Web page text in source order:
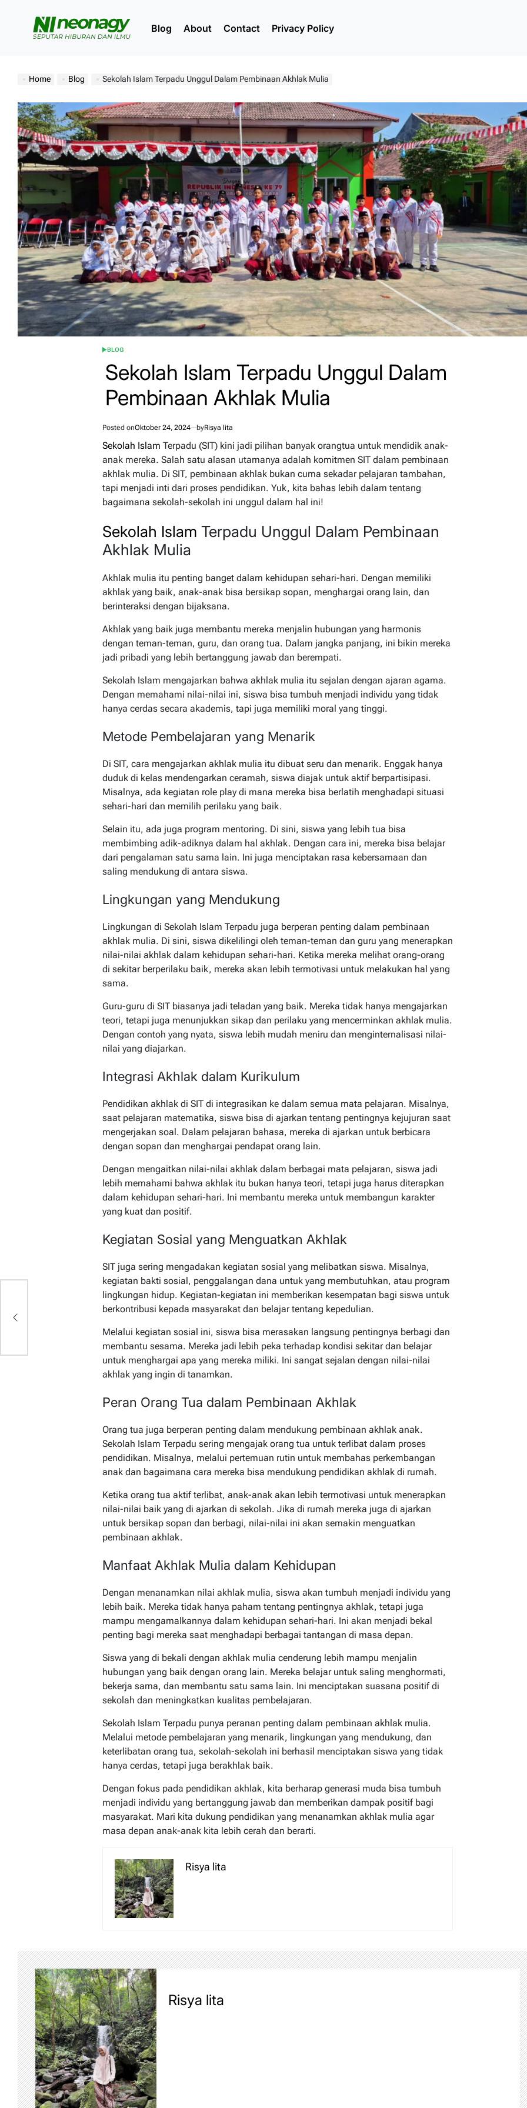
Blog About Contact Privacy Policy
Home Blog Sekolah Islam Terpadu Unggul Dalam Pembinaan Akhlak Mulia
POSTED
BLOG
Sekolah Islam Terpadu Unggul Dalam
Pembinaan Akhlak Mulia
Posted onOktober 24, 2024 byRisya lita
Sekolah Islam Terpadu (SIT) kini jadi pilihan banyak orangtua untuk mendidik anak-
anak mereka. Salah satu alasan utamanya adalah komitmen SIT dalam pembinaan
akhlak mulia. Di SIT, pembinaan akhlak bukan cuma sekadar pelajaran tambahan,
tapi menjadi inti dari proses pendidikan. Yuk, kita bahas lebih dalam tentang
bagaimana sekolah-sekolah ini unggul dalam hal ini!
Sekolah Islam Terpadu Unggul Dalam Pembinaan
Akhlak Mulia
Akhlak mulia itu penting banget dalam kehidupan sehari-hari. Dengan memiliki
akhlak yang baik, anak-anak bisa bersikap sopan, menghargai orang lain, dan
berinteraksi dengan bijaksana.
Akhlak yang baik juga membantu mereka menjalin hubungan yang harmonis
dengan teman-teman, guru, dan orang tua. Dalam jangka panjang, ini bikin mereka
jadi pribadi yang lebih bertanggung jawab dan berempati.
Sekolah Islam mengajarkan bahwa akhlak mulia itu sejalan dengan ajaran agama.
Dengan memahami nilai-nilai ini, siswa bisa tumbuh menjadi individu yang tidak
hanya cerdas secara akademis, tapi juga memiliki moral yang tinggi.
Metode Pembelajaran yang Menarik
Di SIT, cara mengajarkan akhlak mulia itu dibuat seru dan menarik. Enggak hanya
duduk di kelas mendengarkan ceramah, siswa diajak untuk aktif berpartisipasi.
Misalnya, ada kegiatan role play di mana mereka bisa berlatih menghadapi situasi
sehari-hari dan memilih perilaku yang baik.
Selain itu, ada juga program mentoring. Di sini, siswa yang lebih tua bisa
membimbing adik-adiknya dalam hal akhlak. Dengan cara ini, mereka bisa belajar
dari pengalaman satu sama lain. Ini juga menciptakan rasa kebersamaan dan
saling mendukung di antara siswa.
Lingkungan yang Mendukung
Lingkungan di Sekolah Islam Terpadu juga berperan penting dalam pembinaan
akhlak mulia. Di sini, siswa dikelilingi oleh teman-teman dan guru yang menerapkan
nilai-nilai akhlak dalam kehidupan sehari-hari. Ketika mereka melihat orang-orang
di sekitar berperilaku baik, mereka akan lebih termotivasi untuk melakukan hal yang
sama.
Guru-guru di SIT biasanya jadi teladan yang baik. Mereka tidak hanya mengajarkan
teori, tetapi juga menunjukkan sikap dan perilaku yang mencerminkan akhlak mulia.
Dengan contoh yang nyata, siswa lebih mudah meniru dan menginternalisasi nilai-
nilai yang diajarkan.
Integrasi Akhlak dalam Kurikulum
Pendidikan akhlak di SIT di integrasikan ke dalam semua mata pelajaran. Misalnya,
saat pelajaran matematika, siswa bisa di ajarkan tentang pentingnya kejujuran saat
mengerjakan soal. Dalam pelajaran bahasa, mereka di ajarkan untuk berbicara
dengan sopan dan menghargai pendapat orang lain.
Dengan mengaitkan nilai-nilai akhlak dalam berbagai mata pelajaran, siswa jadi
lebih memahami bahwa akhlak itu bukan hanya teori, tetapi juga harus diterapkan
dalam kehidupan sehari-hari. Ini membantu mereka untuk membangun karakter
yang kuat dan positif.
Kegiatan Sosial yang Menguatkan Akhlak
SIT juga sering mengadakan kegiatan sosial yang melibatkan siswa. Misalnya,
kegiatan bakti sosial, penggalangan dana untuk yang membutuhkan, atau program
lingkungan hidup. Kegiatan-kegiatan ini memberikan kesempatan bagi siswa untuk
berkontribusi kepada masyarakat dan belajar tentang kepedulian.
Melalui kegiatan sosial ini, siswa bisa merasakan langsung pentingnya berbagi dan
membantu sesama. Mereka jadi lebih peka terhadap kondisi sekitar dan belajar
untuk menghargai apa yang mereka miliki. Ini sangat sejalan dengan nilai-nilai
akhlak yang ingin di tanamkan.
Peran Orang Tua dalam Pembinaan Akhlak
Orang tua juga berperan penting dalam mendukung pembinaan akhlak anak.
Sekolah Islam Terpadu sering mengajak orang tua untuk terlibat dalam proses
pendidikan. Misalnya, melalui pertemuan rutin untuk membahas perkembangan
anak dan bagaimana cara mereka bisa mendukung pendidikan akhlak di rumah.
Ketika orang tua aktif terlibat, anak-anak akan lebih termotivasi untuk menerapkan
nilai-nilai baik yang di ajarkan di sekolah. Jika di rumah mereka juga di ajarkan
untuk bersikap sopan dan berbagi, nilai-nilai ini akan semakin menguatkan
pembinaan akhlak.
Manfaat Akhlak Mulia dalam Kehidupan
Dengan menanamkan nilai akhlak mulia, siswa akan tumbuh menjadi individu yang
lebih baik. Mereka tidak hanya paham tentang pentingnya akhlak, tetapi juga
mampu mengamalkannya dalam kehidupan sehari-hari. Ini akan menjadi bekal
penting bagi mereka saat menghadapi berbagai tantangan di masa depan.
Siswa yang di bekali dengan akhlak mulia cenderung lebih mampu menjalin
hubungan yang baik dengan orang lain. Mereka belajar untuk saling menghormati,
bekerja sama, dan membantu satu sama lain. Ini menciptakan suasana positif di
sekolah dan meningkatkan kualitas pembelajaran.
Sekolah Islam Terpadu punya peranan penting dalam pembinaan akhlak mulia.
Melalui metode pembelajaran yang menarik, lingkungan yang mendukung, dan
keterlibatan orang tua, sekolah-sekolah ini berhasil menciptakan siswa yang tidak
hanya cerdas, tetapi juga berakhlak baik.
Dengan fokus pada pendidikan akhlak, kita berharap generasi muda bisa tumbuh
menjadi individu yang bertanggung jawab dan memberikan dampak positif bagi
masyarakat. Mari kita dukung pendidikan yang menanamkan akhlak mulia agar
masa depan anak-anak kita lebih cerah dan berarti.
Risya lita
Risya lita